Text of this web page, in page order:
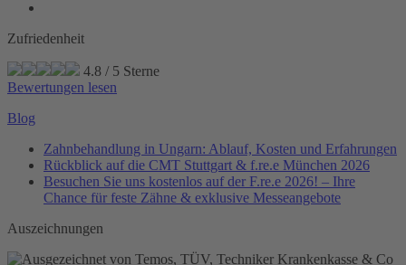
Zufriedenheit
4.8 / 5 Sterne
Bewertungen lesen
Blog
Zahnbehandlung in Ungarn: Ablauf, Kosten und Erfahrungen
Rückblick auf die CMT Stuttgart & f.re.e München 2026
Besuchen Sie uns kostenlos auf der F.re.e 2026! – Ihre
Chance für feste Zähne & exklusive Messeangebote
Auszeichnungen